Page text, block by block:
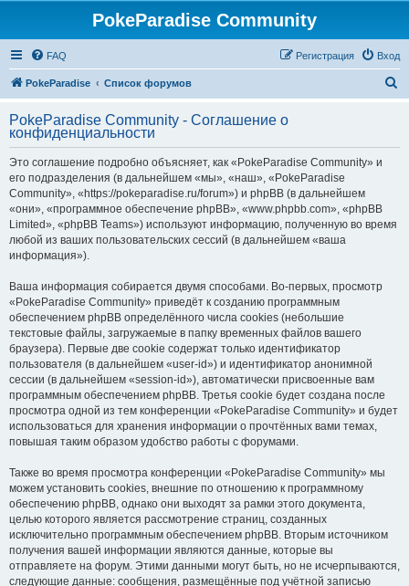
PokeParadise Community
FAQ Вход
Регистрация
PokeParadise Список форумов
с
PokeParadise Community - Соглашение о
конфиденциальности
Это соглашение подробно объясняет, как «PokeParadise Community» и
его подразделения (в дальнейшем «мы», «наш», «PokeParadise
Community», «https://pokeparadise.ru/forum») и phpBB (в дальнейшем
«они», «программное обеспечение phpBB», «www.phpbb.com», «phpBB
Limited», «phpBB Teams») используют информацию, полученную во время
любой из ваших пользовательских сессий (в дальнейшем «ваша
информация»).
Ваша информация собирается двумя способами. Во-первых, просмотр
«PokeParadise Community» приведёт к созданию программным
обеспечением phpBB определённого числа cookies (небольшие
текстовые файлы, загружаемые в папку временных файлов вашего
браузера). Первые две cookie содержат только идентификатор
пользователя (в дальнейшем «user-id») и идентификатор анонимной
сессии (в дальнейшем «session-id»), автоматически присвоенные вам
программным обеспечением phpBB. Третья cookie будет создана после
просмотра одной из тем конференции «PokeParadise Community» и будет
использоваться для хранения информации о прочтённых вами темах,
повышая таким образом удобство работы с форумами.
Также во время просмотра конференции «PokeParadise Community» мы
можем установить cookies, внешние по отношению к программному
обеспечению phpBB, однако они выходят за рамки этого документа,
целью которого является рассмотрение страниц, созданных
исключительно программным обеспечением phpBB. Вторым источником
получения вашей информации являются данные, которые вы
отправляете на форум. Этими данными могут быть, но не исчерпываются,
следующие данные: сообщения, размещённые под учётной записью